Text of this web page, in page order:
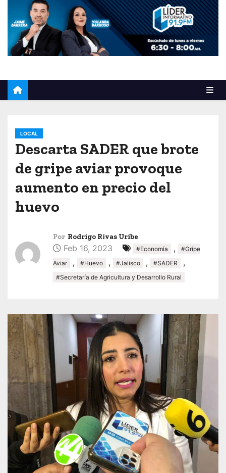
LOCAL
Descarta SADER que brote
de gripe aviar provoque
aumento en precio del
huevo
Por Rodrigo Rivas Uribe
Feb 16, 2023 #Economía ,
#Gripe
Aviar
, #Huevo , #Jalisco , #SADER ,
#Secretaría de Agricultura y Desarrollo Rural